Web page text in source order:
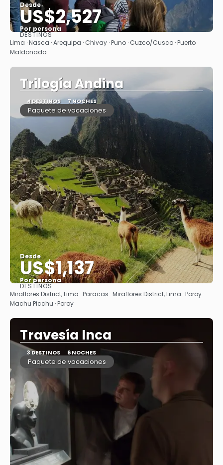
Desde
US$2,527
Por persona
Ver
DESTINOS
Lima · Nasca · Arequipa · Chivay · Puno · Cuzco/Cusco · Puerto
Maldonado
Trilogía Andina
4 DESTINOS 7 NOCHES
Paquete de vacaciones
Desde
US$1,137
Por persona
Ver
DESTINOS
Miraflores District, Lima · Paracas · Miraflores District, Lima · Poroy ·
Machu Picchu · Poroy
Travesía Inca
3 DESTINOS 6 NOCHES
Paquete de vacaciones